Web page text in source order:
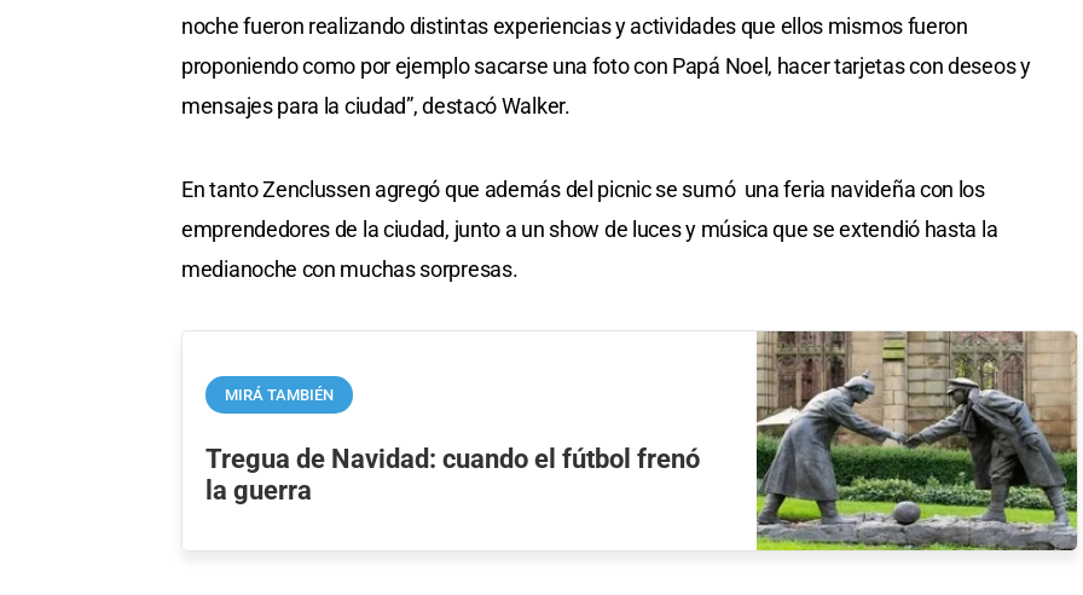
noche fueron realizando distintas experiencias y actividades que ellos mismos fueron
proponiendo como por ejemplo sacarse una foto con Papá Noel, hacer tarjetas con deseos y
mensajes para la ciudad”, destacó Walker.
En tanto Zenclussen agregó que además del picnic se sumó una feria navideña con los
emprendedores de la ciudad, junto a un show de luces y música que se extendió hasta la
medianoche con muchas sorpresas.
MIRÁ TAMBIÉN
Tregua de Navidad: cuando el fútbol frenó
la guerra